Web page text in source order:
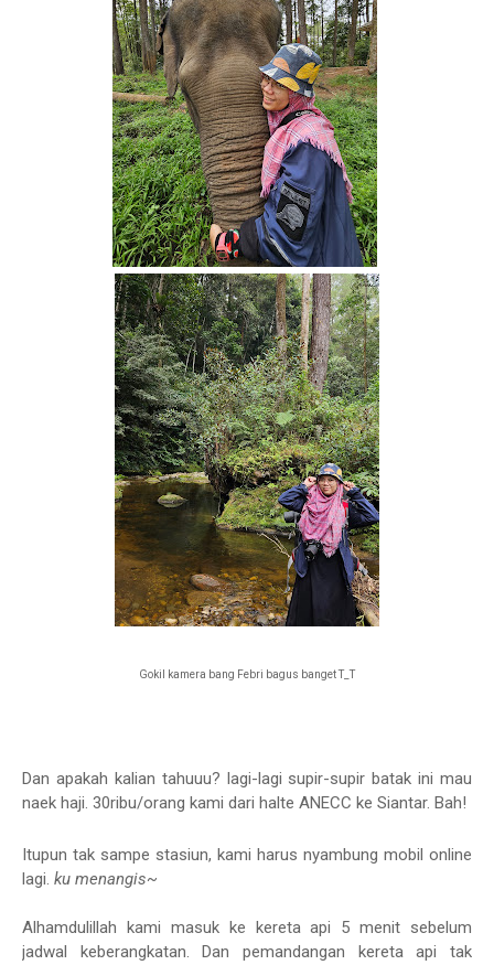
Gokil kamera bang Febri bagus banget T_T
Dan apakah kalian tahuuu? lagi-lagi supir-supir batak ini mau
naek haji. 30ribu/orang kami dari halte ANECC ke Siantar. Bah!
Itupun tak sampe stasiun, kami harus nyambung mobil online
lagi. ku menangis~
Alhamdulillah kami masuk ke kereta api 5 menit sebelum
jadwal keberangkatan. Dan pemandangan kereta api tak